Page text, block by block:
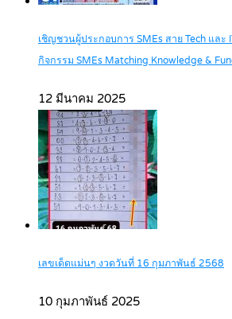
เชิญชวนผู้ประกอบการ SMEs สาย Tech และ
กิจกรรม SMEs Matching Knowledge &
12 มีนาคม 2025
เลขเด็ดแม่นๆ งวดวันที่ 16 กุมภาพันธ์ 2568
10 กุมภาพันธ์ 2025